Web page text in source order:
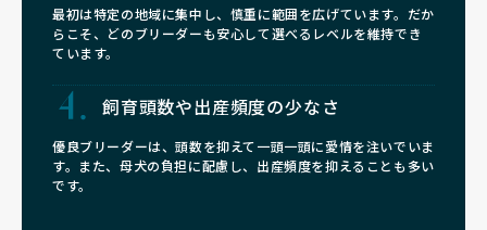
最初は特定の地域に集中し、慎重に範囲を広げています。だか
らこそ、どのブリーダーも安心して選べるレベルを維持でき
ています。
飼育頭数や出産頻度の少なさ
優良ブリーダーは、頭数を抑えて一頭一頭に愛情を注いでいま
す。また、母犬の負担に配慮し、出産頻度を抑えることも多い
です。